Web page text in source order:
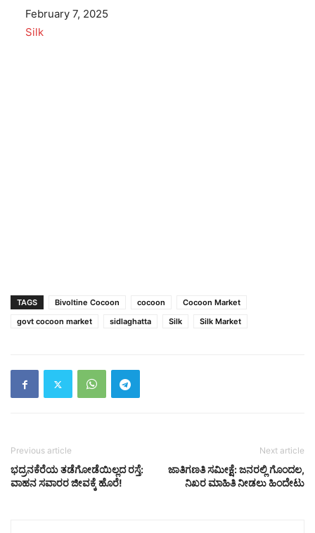
Date
February 7, 2025
In relation to
Silk
TAGS Bivoltine Cocoon cocoon
Cocoon Market
govt cocoon market
sidlaghatta Silk Silk Market
Previous article
ಭದ್ರನಕೆರೆಯ ತಡೆಗೋಡೆಯಿಲ್ಲದ ರಸ್ತೆ:
ವಾಹನ ಸವಾರರ ಜೀವಕ್ಕೆ ಹೊರೆ!
Next article
ಜಾತಿಗಣತಿ ಸಮೀಕ್ಷೆ: ಜನರಲ್ಲಿ ಗೊಂದಲ,
ನಿಖರ ಮಾಹಿತಿ ನೀಡಲು ಹಿಂದೇಟು